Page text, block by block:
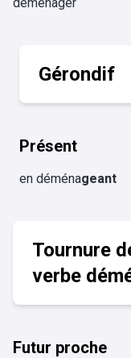
Gérondif
Présent
en déménageant
Tournure
verbe
Futur proche